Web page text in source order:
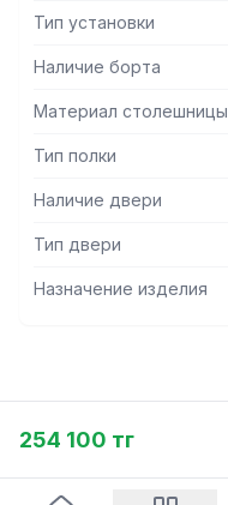
Тип установки
Наличие борта
Материал столешницы
Тип полки
Наличие двери
Тип двери
Назначение изделия
254 100 тг